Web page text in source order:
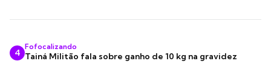
4
Fofocalizando
Tainá Militão fala sobre ganho de 10 kg na gravidez